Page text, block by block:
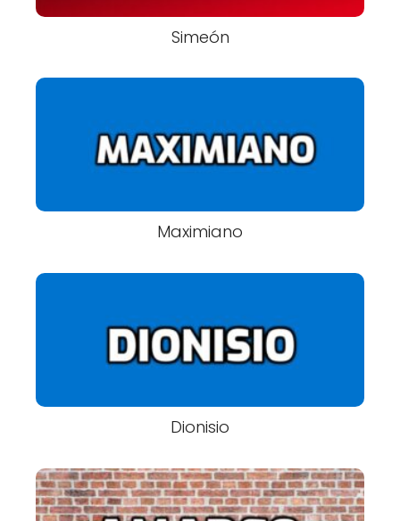
Simeón
Maximiano
Dionisio